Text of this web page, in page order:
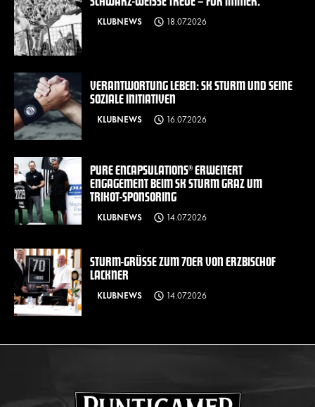
KLUBNEWS 18.07.2026
VERANTWORTUNG LEBEN: SK STURM UND SEINE
SOZIALE INITIATIVEN
KLUBNEWS 16.07.2026
PURE ENCAPSULATIONS® ERWEITERT
ENGAGEMENT BEIM SK STURM GRAZ UM
TRIKOT-SPONSORING
KLUBNEWS 14.07.2026
STURM-GRÜSSE ZUM 70ER VON ERZBISCHOF L
ACKNER
KLUBNEWS 14.07.2026